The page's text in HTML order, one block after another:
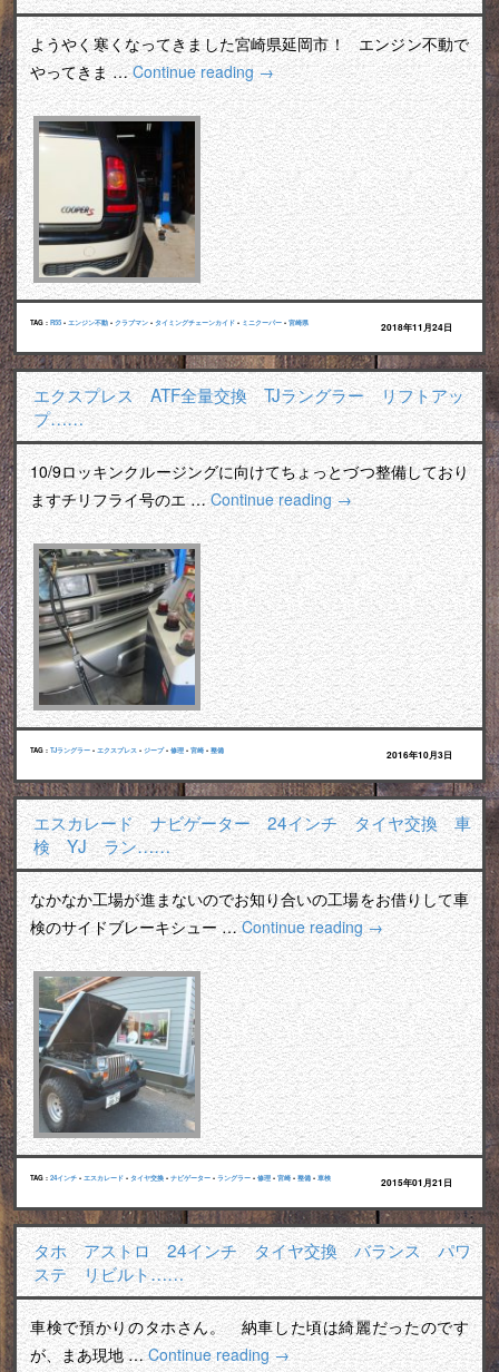
ようやく寒くなってきました宮崎県延岡市！ エンジン不動で
やってきま …Continue reading→
TAG : R55 • エンジン不動 • クラブマン • タイミングチェーンカイド • ミニクーパー • 宮崎県 2018年11月24日
エクスプレス ATF全量交換 TJラングラー リフトアッ
プ……
10/9ロッキンクルージングに向けてちょっとづつ整備しており
ますチリフライ号のエ …Continue reading→
TAG : TJラングラー • エクスプレス • ジープ• 修理 • 宮崎 • 整備 2016年10月3日
エスカレード ナビゲーター 24インチ タイヤ交換 車
検 YJ ラン……
なかなか工場が進まないのでお知り合いの工場をお借りして車
検のサイドブレーキシュー …Continue reading→
TAG : 24インチ • エスカレード • タイヤ交換 • ナビゲーター • ラングラー • 修理 • 宮崎 • 整備 • 車検 2015年01月21日
タホ アストロ 24インチ タイヤ交換 バランス パワ
ステ リビルト……
車検で預かりのタホさん。 納車した頃は綺麗だったのです
が、まあ現地 …Continue reading→